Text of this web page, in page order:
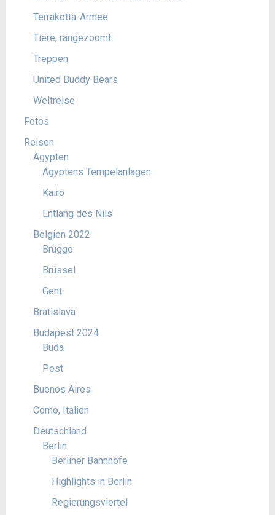
Terrakotta-Armee
Tiere, rangezoomt
Treppen
United Buddy Bears
Weltreise
Fotos
Reisen
Ägypten
Ägyptens Tempelanlagen
Kairo
Entlang des Nils
Belgien 2022
Brügge
Brüssel
Gent
Bratislava
Budapest 2024
Buda
Pest
Buenos Aires
Como, Italien
Deutschland
Berlin
Berliner Bahnhöfe
Highlights in Berlin
Regierungsviertel